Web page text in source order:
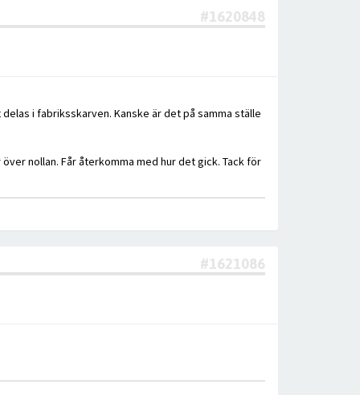
#1620848
i fabriksskarven. Kanske är det på samma ställe
nollan. Får återkomma med hur det gick. Tack för
#1621086